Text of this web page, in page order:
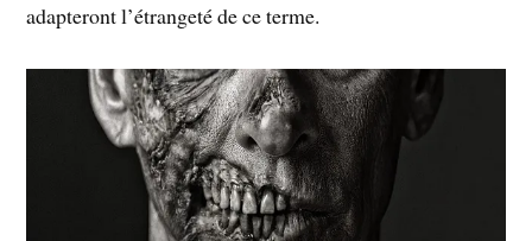
adapteront l’étrangeté de ce terme.